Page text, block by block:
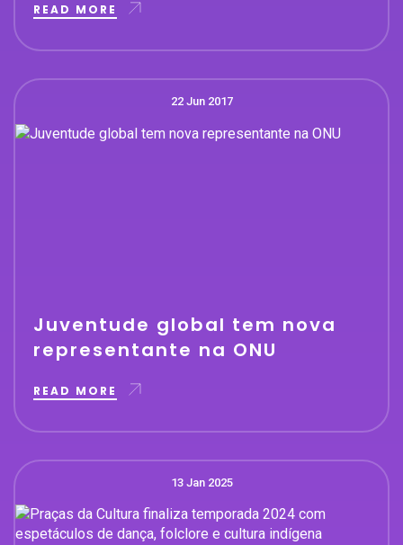
READ MORE
22 Jun 2017
Juventude global tem nova
representante na ONU
READ MORE
13 Jan 2025